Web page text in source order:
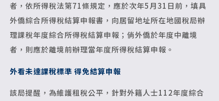
者，依所得稅法第71條規定，應於次年5月31日前，填具
外僑綜合所得稅結算申報書，向居留地址所在地國稅局辦
理課稅年度綜合所得稅結算申報；倘外僑於年度中離境
者，則應於離境前辦理當年度所得稅結算申報。
外看未達課稅標準 得免結算申報
該局提醒，為維護租稅公平，針對外籍人士112年度綜合